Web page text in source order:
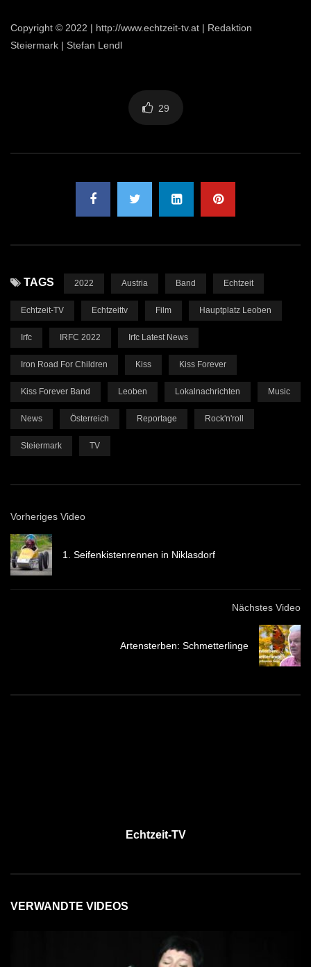
Copyright © 2022 | http://www.echtzeit-tv.at | Redaktion
Steiermark | Stefan Lendl
29
TAGS 2022 Austria Band Echtzeit
Echtzeit-TV Echtzeittv Film Hauptplatz Leoben
Irfc IRFC 2022 Irfc Latest News
Iron Road For Children Kiss Kiss Forever
Kiss Forever Band Leoben Lokalnachrichten Music
News Österreich Reportage Rock'n'roll
Steiermark TV
Vorheriges Video
1. Seifenkistenrennen in Niklasdorf
Nächstes Video
Artensterben: Schmetterlinge
Echtzeit-TV
VERWANDTE VIDEOS